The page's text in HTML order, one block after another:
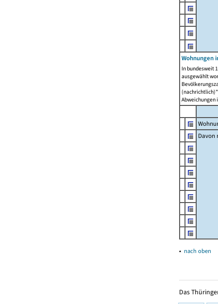
Wohnungen
In bundesweit
ausgewählt
Abweichungen
Davon
▴ nach oben
Das